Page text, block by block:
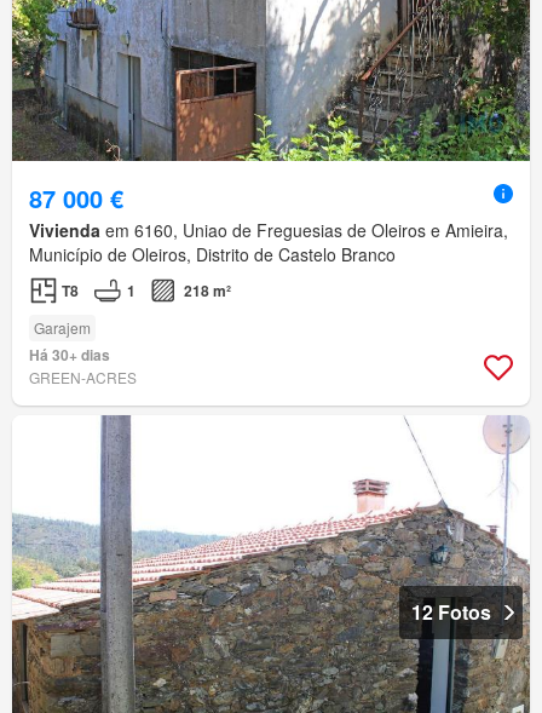
87 000 €
Vivienda em 6160, Uniao de Freguesias de Oleiros e Amieira,
Município de Oleiros, Distrito de Castelo Branco
T8 1 218 m²
Garajem
Há 30+ dias
GREEN-ACRES
12 Fotos